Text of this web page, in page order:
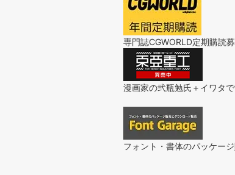
専門誌CGWORLD定期購読募
漫画家の弐瓶勉氏＋イワタ
フォント・書体のパッケー